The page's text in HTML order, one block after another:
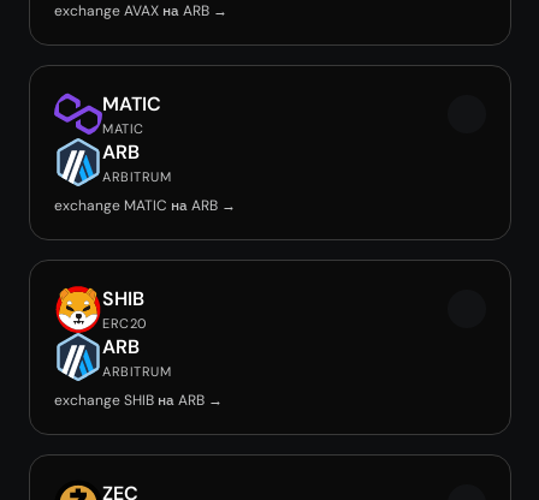
exchange AVAX на ARB →
MATIC
MATIC
ARB
ARBITRUM
exchange MATIC на ARB →
SHIB
ERC20
ARB
ARBITRUM
exchange SHIB на ARB →
ZEC